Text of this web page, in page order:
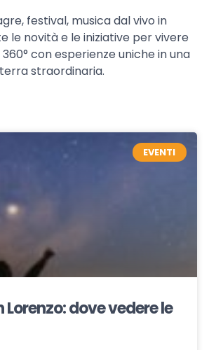
festival, musica dal vivo in
le novità e le iniziative per vivere
con esperienze uniche in una
terra straordinaria.
EVENTI
Lorenzo: dove vedere le